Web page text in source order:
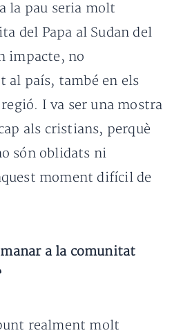
la pau seria molt
del Papa al Sudan del
impacte, no
al país, també en els
I va ser una mostra
als cristians, perquè
són oblidats ni
moment difícil de
a la comunitat
realment molt